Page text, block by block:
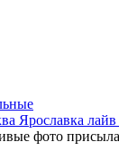
Ярославка
фото